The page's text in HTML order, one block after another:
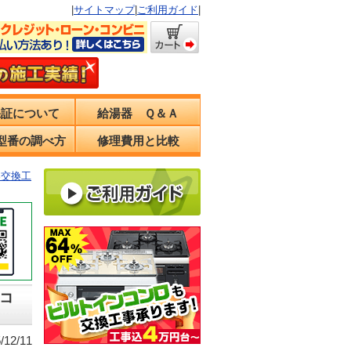
サイトマップ| ご利用ガイド
について 給湯器 Ｑ＆Ａ
番の調べ方 修理費用と比較
換工
12/11